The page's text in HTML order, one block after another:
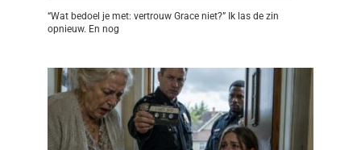
“Wat bedoel je met: vertrouw Grace niet?” Ik las de zin
opnieuw. En nog